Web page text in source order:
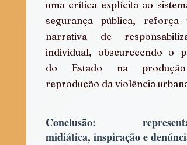
uma crítica explícita ao
segurança pública, reforça
narrativa de
individual, obscurecendo o
do Estado na
reprodução da violência
Conclusão:
midiática, inspiração e denúncia